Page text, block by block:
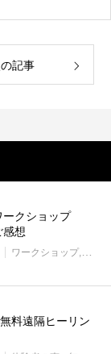
記事
ークショップ
感想
ワークショップ
料遠隔ヒーリン